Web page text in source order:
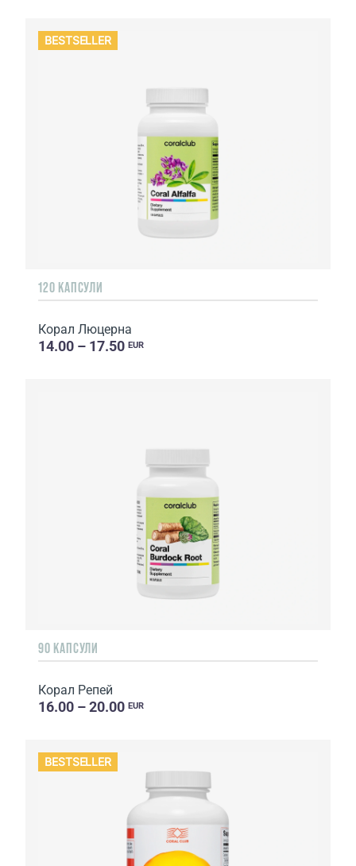
BESTSELLER
120 КАПСУЛИ
Корал Люцерна
14.00 – 17.50 EUR
90 КАПСУЛИ
Корал Репей
16.00 – 20.00 EUR
BESTSELLER